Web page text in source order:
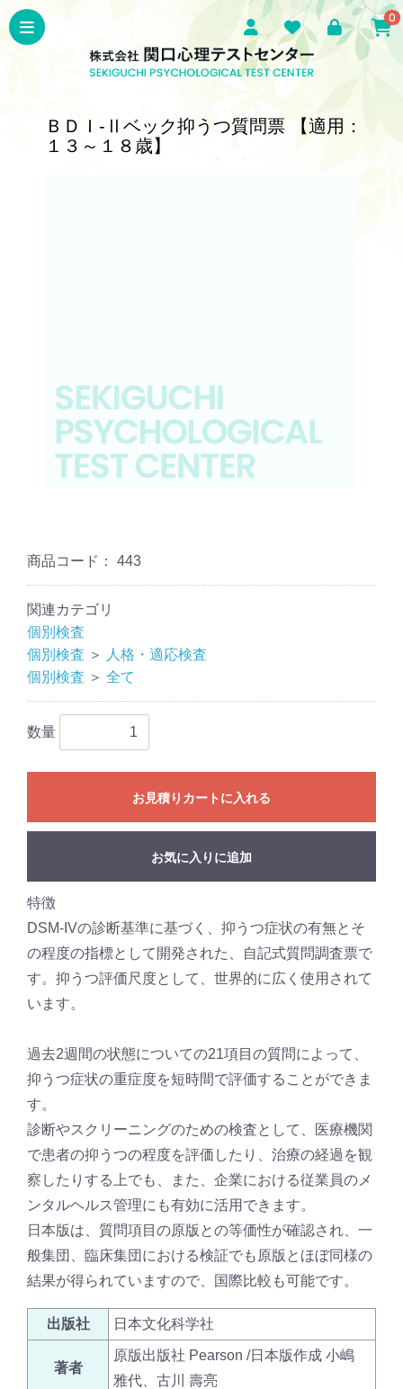
0
ＢＤＩ-Ⅱベック抑うつ質問票 【適用：
１３～１８歳】
商品コード： 443
関連カテゴリ
個別検査
個別検査 ＞
人格・適応検査
個別検査 ＞ 全て
数量
お見積りカートに入れる
お気に入りに追加
特徴
DSM-IVの診断基準に基づく、抑うつ症状の有無とそ
の程度の指標として開発された、自記式質問調査票で
す。抑うつ評価尺度として、世界的に広く使用されて
います。
過去2週間の状態についての21項目の質問によって、
抑うつ症状の重症度を短時間で評価することができま
す。
診断やスクリーニングのための検査として、医療機関
で患者の抑うつの程度を評価したり、治療の経過を観
察したりする上でも、また、企業における従業員のメ
ンタルヘルス管理にも有効に活用できます。
日本版は、質問項目の原版との等価性が確認され、一
般集団、臨床集団における検証でも原版とほぼ同様の
結果が得られていますので、国際比較も可能です。
出版社 日本文化科学社
著者
原版出版社 Pearson /日本版作成 小嶋
雅代、古川 壽亮